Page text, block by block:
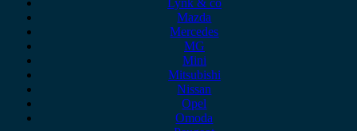
Lynk & co
Mazda
Mercedes
MG
Mini
Mitsubishi
Nissan
Opel
Omoda